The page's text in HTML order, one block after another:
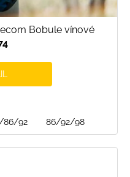
Bobule vínové
86/92 86/92/98